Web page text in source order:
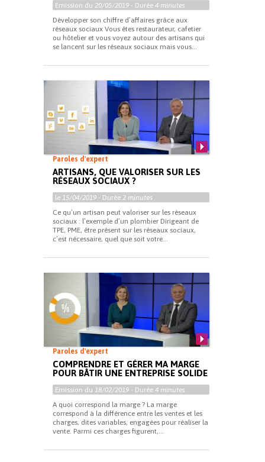
Emission du 20/05/2019 - Durée 4 minutes
Développer son chiffre d’affaires grâce aux
réseaux sociaux Vous êtes restaurateur, cafetier
ou hôtelier et vous voyez autour des artisans qui
se lancent sur les réseaux sociaux mais vous...
Paroles d'expert
ARTISANS, QUE VALORISER SUR LES
RÉSEAUX SOCIAUX ?
le 15/04/2019 - Durée 2 minutes
Ce qu’un artisan peut valoriser sur les réseaux
sociaux : l’exemple d’un plombier Dirigeant de
TPE, PME, être présent sur les réseaux sociaux,
c’est nécessaire, quel que soit votre...
Paroles d'expert
COMPRENDRE ET GÉRER MA MARGE
POUR BÂTIR UNE ENTREPRISE SOLIDE
Emission du 18/02/2019 - Durée 4 minutes
A quoi correspond la marge ? La marge
correspond à la différence entre les ventes et les
charges, dites variables, engagées pour réaliser la
vente. Parmi ces charges figurent,...